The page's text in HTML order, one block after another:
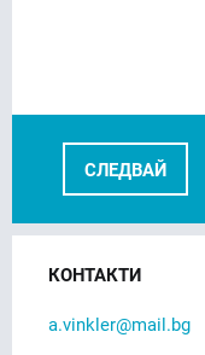
СЛЕДВАЙ
КОНТАКТИ
a.vinkler@mail.bg